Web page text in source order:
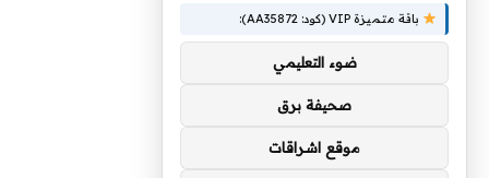
باقة متميزة VIP (كود: AA35872):
ضوء التعليمي
صحيفة برق
موقع اشراقات